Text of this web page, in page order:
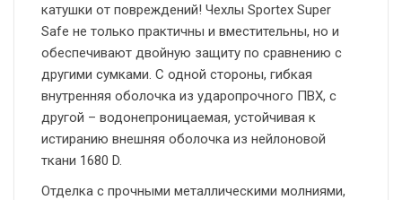
катушки от повреждений! Чехлы Sportex Super
Safe не только практичны и вместительны, но и
обеспечивают двойную защиту по сравнению с
другими сумками. С одной стороны, гибкая
внутренняя оболочка из ударопрочного ПВХ, с
другой – водонепроницаемая, устойчивая к
истиранию внешняя оболочка из нейлоновой
ткани 1680 D.
Отделка с прочными металлическими молниями,